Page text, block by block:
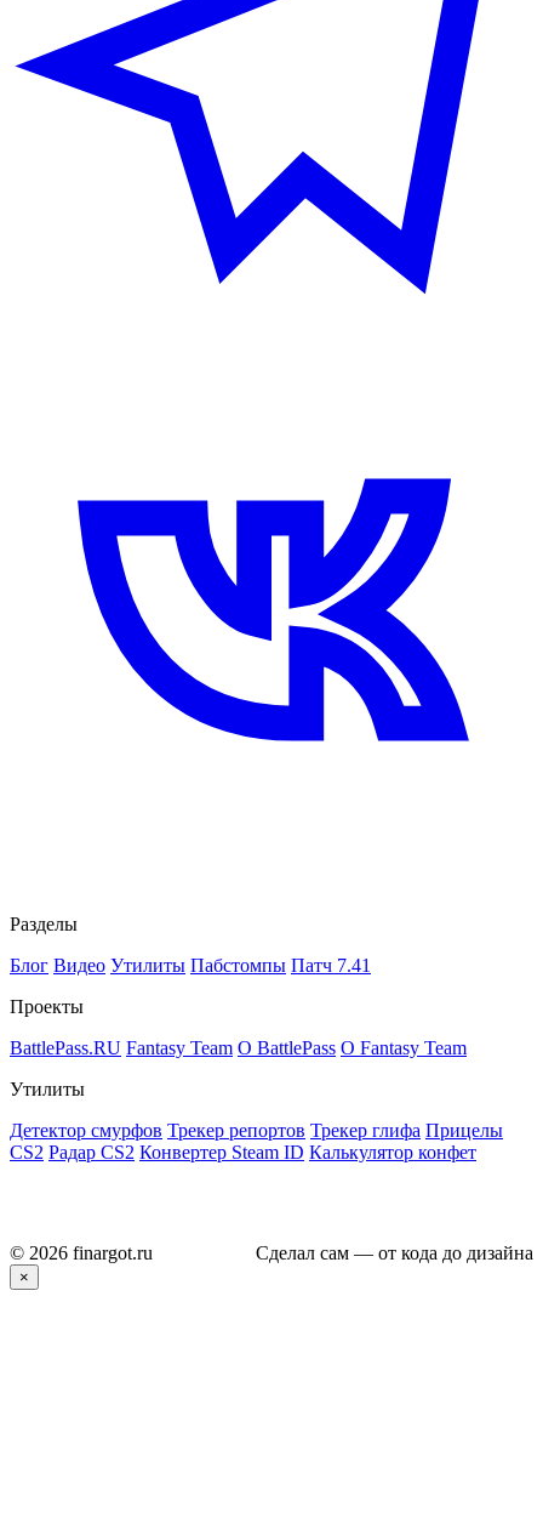
Разделы
Блог Видео Утилиты Пабстомпы Патч 7.41
Проекты
BattlePass.RU Fantasy Team О BattlePass О Fantasy Team
Утилиты
Детектор смурфов Трекер репортов Трекер глифа Прицелы
CS2 Радар CS2 Конвертер Steam ID Калькулятор конфет
© 2026 finargot.ru Сделал сам — от кода до дизайна
×